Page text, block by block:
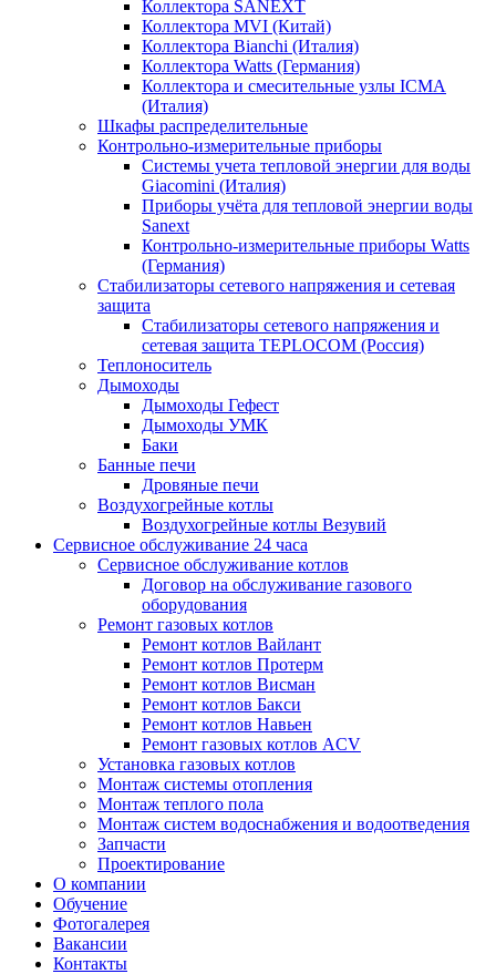
Коллектора SANEXT
Коллектора MVI (Китай)
Коллектора Bianchi (Италия)
Коллектора Watts (Германия)
Коллектора и смесительные узлы ICMA
(Италия)
Шкафы распределительные
Контрольно-измерительные приборы
Системы учета тепловой энергии для воды
Giacomini (Италия)
Приборы учёта для тепловой энергии воды
Sanext
Контрольно-измерительные приборы Watts
(Германия)
Стабилизаторы сетевого напряжения и сетевая
защита
Стабилизаторы сетевого напряжения и
сетевая защита TEPLOCOM (Россия)
Теплоноситель
Дымоходы
Дымоходы Гефест
Дымоходы УМК
Баки
Банные печи
Дровяные печи
Воздухогрейные котлы
Воздухогрейные котлы Везувий
Сервисное обслуживание 24 часа
Сервисное обслуживание котлов
Договор на обслуживание газового
оборудования
Ремонт газовых котлов
Ремонт котлов Вайлант
Ремонт котлов Протерм
Ремонт котлов Висман
Ремонт котлов Бакси
Ремонт котлов Навьен
Ремонт газовых котлов ACV
Установка газовых котлов
Монтаж системы отопления
Монтаж теплого пола
Монтаж систем водоснабжения и водоотведения
Запчасти
Проектирование
О компании
Обучение
Фотогалерея
Вакансии
Контакты